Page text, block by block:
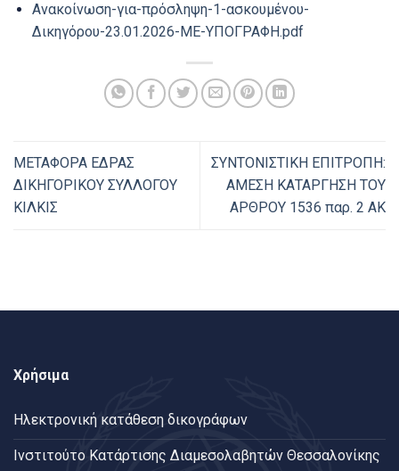
Ανακοίνωση-για-πρόσληψη-1-ασκουμένου-
Δικηγόρου-23.01.2026-ΜΕ-ΥΠΟΓΡΑΦΗ.pdf
ΜΕΤΑΦΟΡΑ ΕΔΡΑΣ
ΔΙΚΗΓΟΡΙΚΟΥ ΣΥΛΛΟΓΟΥ
ΚΙΛΚΙΣ
ΣΥΝΤΟΝΙΣΤΙΚΗ ΕΠΙΤΡΟΠΗ:
ΑΜΕΣΗ ΚΑΤΑΡΓΗΣΗ ΤΟΥ
ΑΡΘΡΟΥ 1536 παρ. 2 ΑΚ
Χρήσιμα
Ηλεκτρονική κατάθεση δικογράφων
Ινστιτούτο Κατάρτισης Διαμεσολαβητών Θεσσαλονίκης